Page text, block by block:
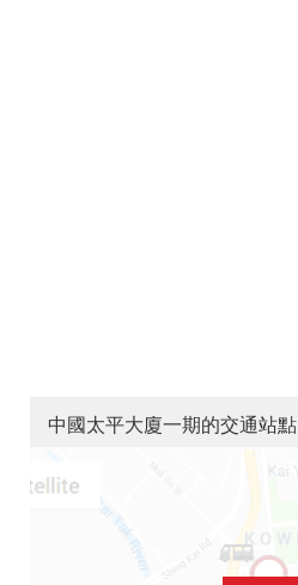
中國太平大廈一期的交通站點